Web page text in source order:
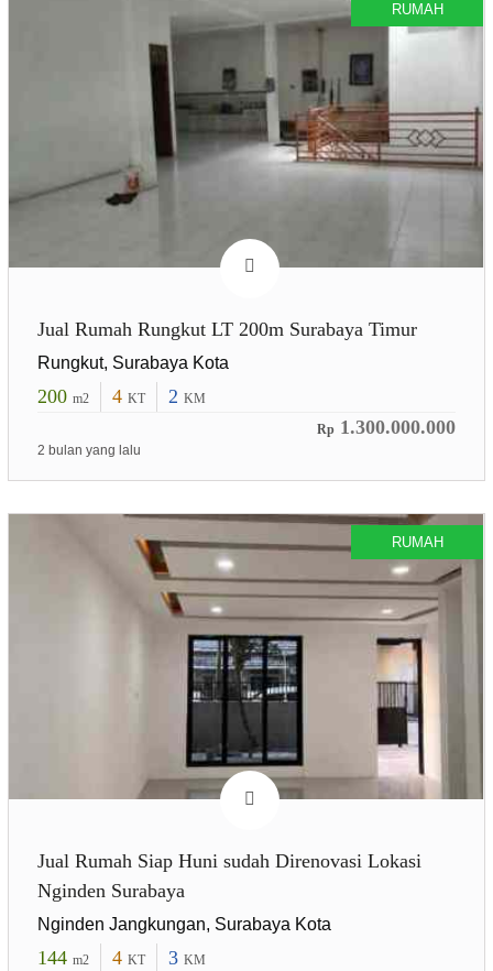
RUMAH
Jual Rumah Rungkut LT 200m Surabaya Timur
Rungkut, Surabaya Kota
200 m2 4 KT 2 KM
Rp 1.300.000.000
2 bulan yang lalu
RUMAH
Jual Rumah Siap Huni sudah Direnovasi Lokasi
Nginden Surabaya
Nginden Jangkungan, Surabaya Kota
144 m2 4 KT 3 KM